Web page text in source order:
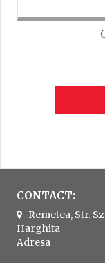
CONTACT:
Remetea, Str.
Harghita
Adresa